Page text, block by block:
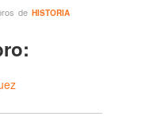
de HISTORIA